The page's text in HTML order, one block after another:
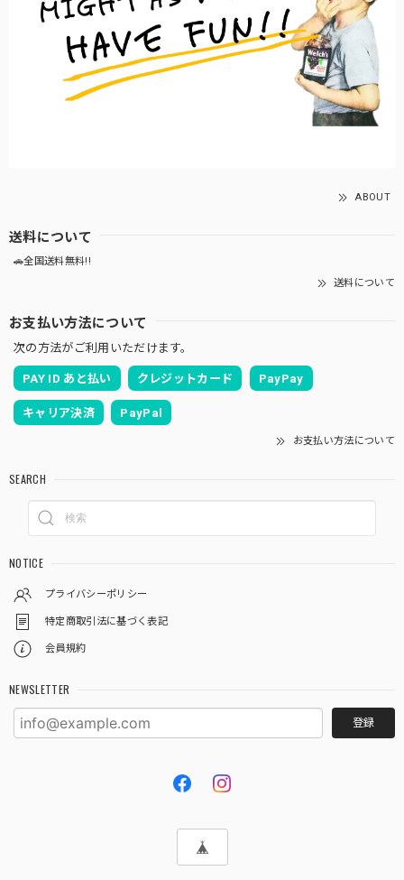
ABOUT
送料について
🚗全国送料無料!!
送料について
お支払い方法について
次の方法がご利用いただけます。
PAY ID あと払い クレジットカード PayPay
キャリア決済 PayPal
お支払い方法について
SEARCH
NOTICE
プライバシーポリシー
特定商取引法に基づく表記
会員規約
NEWSLETTER
登録